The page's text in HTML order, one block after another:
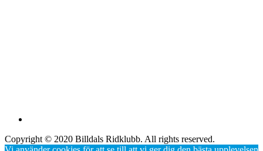
Copyright © 2020 Billdals Ridklubb. All rights reserved.